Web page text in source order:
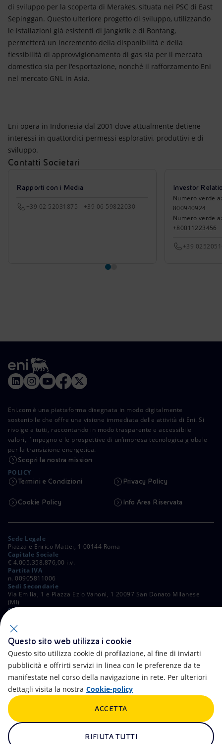
di sviluppo per la scoperta di Merakes, situata nei PSC di East
Sepinggan. Questo ulteriore progetto di sviluppo, utilizzando
le istallazioni già esistenti di Jangkrik e di Bontang,
permetterà un incremento della disponibilità e della
flessibilità di approvvigionamento di gas sia per il mercato
domestico sia per l'esportazione, nonché il rafforzamento Eni
nel mercato GNL in Asia.
Eni opera in Indonesia dal 2001 dove attualmente detiene
interessi in quattordici permessi esplorativi, produttivi e di
sviluppo.
Contatti Societari
Rapporti con i Media
+39 02 52031875 - +39 06 59822030
Investor
Numero verde
800940924
Numero verde
+80011223456
+39
Eni.com è una piattaforma disegnata in modo digitalmente
sostenibile che offre una visione immediata delle attività di Eni. Si
rivolge a tutti, raccontando in modo trasparente e accessibile i
valori, l’impegno e le prospettive di un’impresa tecnologica globale
per la transizione energetica.
Scopri la nostra mission
POLICY
Termini e Condizioni Privacy Policy
Cookie Policy Info Area Riservata
Sede Legale
Piazzale Enrico Mattei, 1 00144 Roma
Capitale Sociale
€ 4.005.358.876,00 i.v.
Partita IVA
n. 00905811006
Sedi Secondarie
Via Emilia, 1 e Piazza Ezio Vanoni, 1 20097 San Donato Milanese
(MI)
C. Fiscale e Registro Imprese di Roma
ALTRI LINK
Accessibilità Calendario
Newsletter Intelligenza artificiale
Truffe e Phishing
Questo sito web utilizza i cookie
Questo sito utilizza cookie di profilazione, al fine di inviarti
pubblicità e offrirti servizi in linea con le preferenze da te
manifestate nel corso della navigazione in rete. Per ulteriori
dettagli visita la nostra Cookie-policy
RIFIUTA TUTTI
ACCETTA